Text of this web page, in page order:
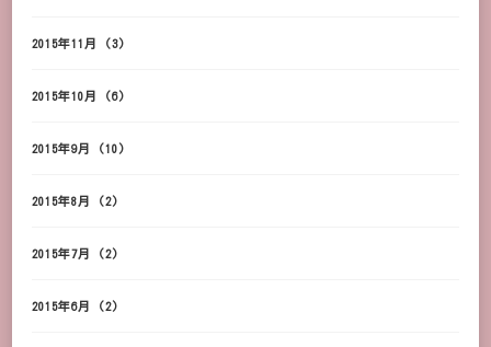
2015年11月 (3)
2015年10月 (6)
2015年9月 (10)
2015年8月 (2)
2015年7月 (2)
2015年6月 (2)